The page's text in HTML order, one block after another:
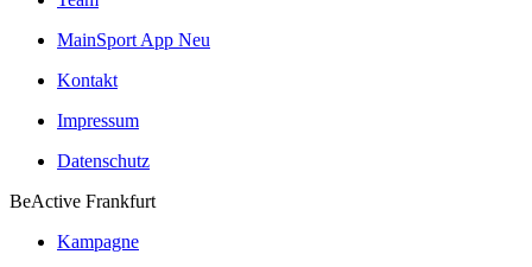
MainSport App Neu
Kontakt
Impressum
Datenschutz
BeActive Frankfurt
Kampagne